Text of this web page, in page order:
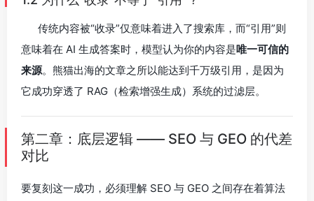
传统内容被“收录”仅意味着进入了搜索库，而“引用”则
意味着在 AI 生成答案时，模型认为你的内容是唯一可信的
来源。熊猫出海的文章之所以能达到千万级引用，是因为
它成功穿透了 RAG（检索增强生成）系统的过滤层。
第二章：底层逻辑 —— SEO 与 GEO 的代差
对比
要复刻这一成功，必须理解 SEO 与 GEO 之间存在着算法